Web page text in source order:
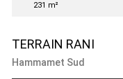
231 m²
TERRAIN RANI
Hammamet Sud